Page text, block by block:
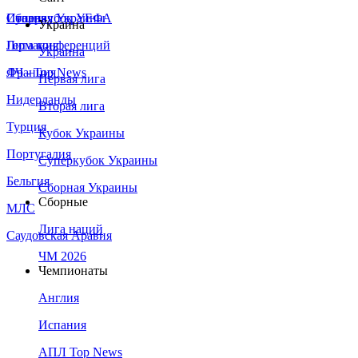
Сборная Украины
Италия
Германия
Франция
Нидерланды
Турция
Португалия
Бельгия
МЛС
Саудовская Аравия
Суперкубок УЕФА
Лига конференций
ЛЧ - Top News
Украина
Украина
Первая лига
Вторая лига
Кубок Украины
Суперкубок Украины
Сборная Украины
Сборные
Лига наций
ЧМ 2026
Чемпионаты
Англия
Испания
АПЛ Top News